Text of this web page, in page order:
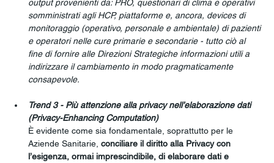
output provenienti da: PRO, questionari di clima e operativi
somministrati agli HCP, piattaforme e, ancora, devices di
monitoraggio (operativo, personale e ambientale) di pazienti
e operatori nelle cure primarie e secondarie - tutto ciò al
fine di fornire alle Direzioni Strategiche informazioni utili a
indirizzare il cambiamento in modo pragmaticamente
consapevole.
Trend 3 - Più attenzione alla privacy nell’elaborazione dati
(Privacy-Enhancing Computation)
È evidente come sia fondamentale, soprattutto per le
Aziende Sanitarie, conciliare il diritto alla Privacy con
l’esigenza, ormai imprescindibile, di elaborare dati e